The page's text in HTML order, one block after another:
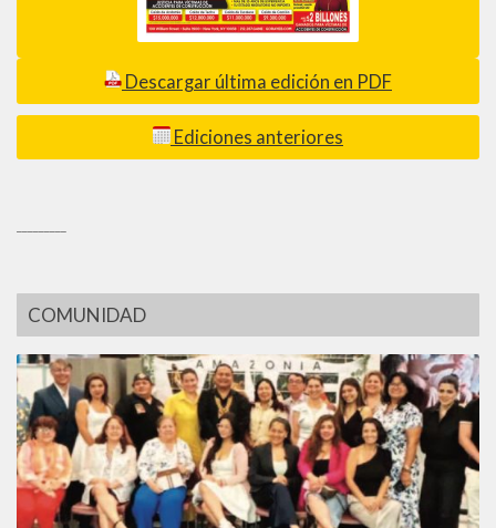
Descargar última edición en PDF
Ediciones anteriores
COMUNIDAD